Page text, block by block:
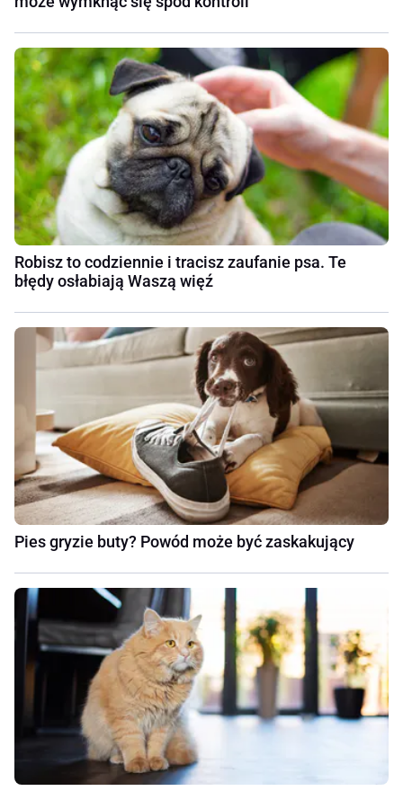
Robisz to codziennie i tracisz zaufanie psa. Te
błędy osłabiają Waszą więź
Pies gryzie buty? Powód może być zaskakujący